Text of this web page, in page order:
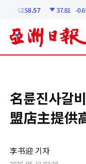
6258.57 37.81 -
名륜진사갈
盟店主提供
李书迎 기자